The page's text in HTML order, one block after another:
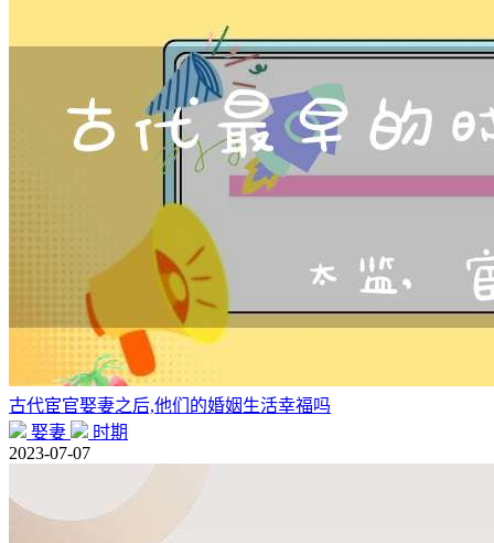
古代宦官娶妻之后,他们的婚姻生活幸福吗
娶妻
时期
2023-07-07